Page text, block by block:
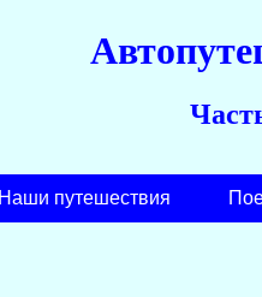
Наши путешествия